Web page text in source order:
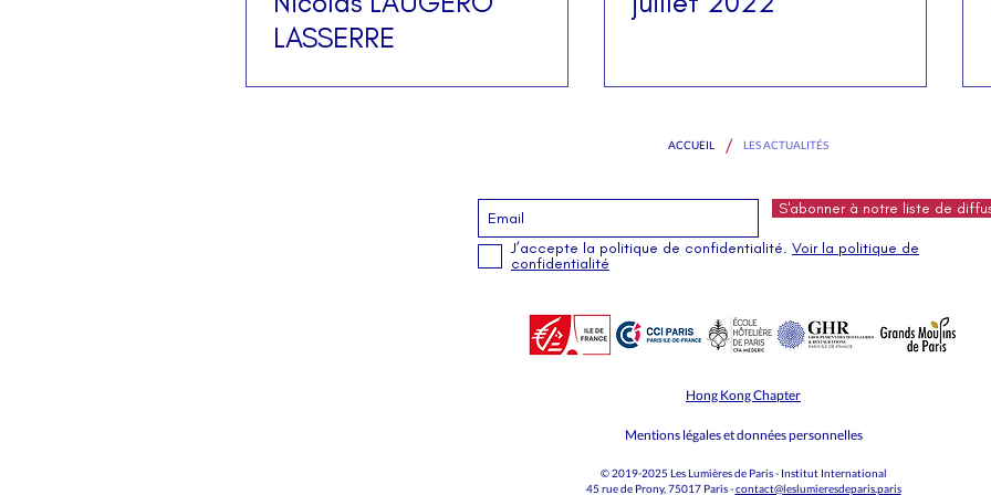
LASSERRE
ACCUEIL / LES ACTUALITÉS
S'abonner à notre liste de
J’accepte la politique de confidentialité. Voir la politique de
confidentialité
Hong Kong Chapter
Mentions légales et données personnelles
© 2019-2025 Les Lumières de Paris - Institut International
45 rue de Prony, 75017 Paris -contact@leslumieresdeparis.paris